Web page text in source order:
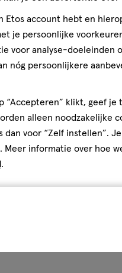
Capsules 60 stuks
Etos account hebt en
je persoonlijke
voor analyse-doeleinden
nóg persoonlijkere
“Accepteren” klikt, geef je
alleen noodzakelijke
dan voor “Zelf instellen”.
. Meer informatie over hoe
.